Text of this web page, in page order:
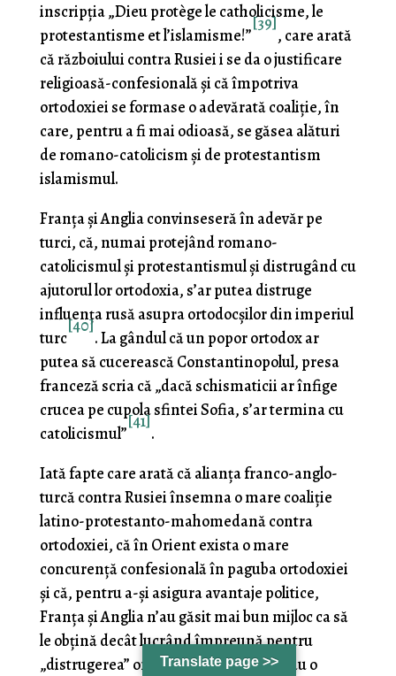
inscripţia „Dieu protège le catholicisme, le
protestantisme et l’islamisme!”
[39]
, care arată
că războiului contra Rusiei i se da o justificare
religioasă-confesională şi că împotriva
ortodoxiei se forma­se o adevărată coaliţie, în
care, pentru a fi mai odioasă, se găsea alături
de romano-catolicism şi de protestantism
islamismul.
Franţa şi Anglia convinseseră în adevăr pe
turci, că, numai protejând romano-
catolicismul şi protestantismul şi distrugând cu
ajutorul lor ortodoxia, s’ar putea distruge
influenţa rusă asupra ortodocşilor din imperiul
turc
[40]
. La gândul că un popor ortodox ar
putea să cucerească Constantinopolul, presa
franceză scria că „dacă schismaticii ar înfige
crucea pe cupola sfintei Sofia, s’ar termina cu
catolicismul”
[41]
.
Iată fapte care arată că alianţa franco-anglo-
turcă contra Rusiei însemna o mare coaliţie
latino-protestanto-mahomedană contra
ortodoxiei, că în Orient exista o mare
concurenţă confesională în paguba ortodoxiei
şi că, pentru a-şi asigura avantaje politice,
Franţa şi Anglia n’au găsit mai bun mijloc ca să
le obţină decât lucrând împreună pentru
„distrugerea” ortodoxiei, în care vedeau o
Translate page >>